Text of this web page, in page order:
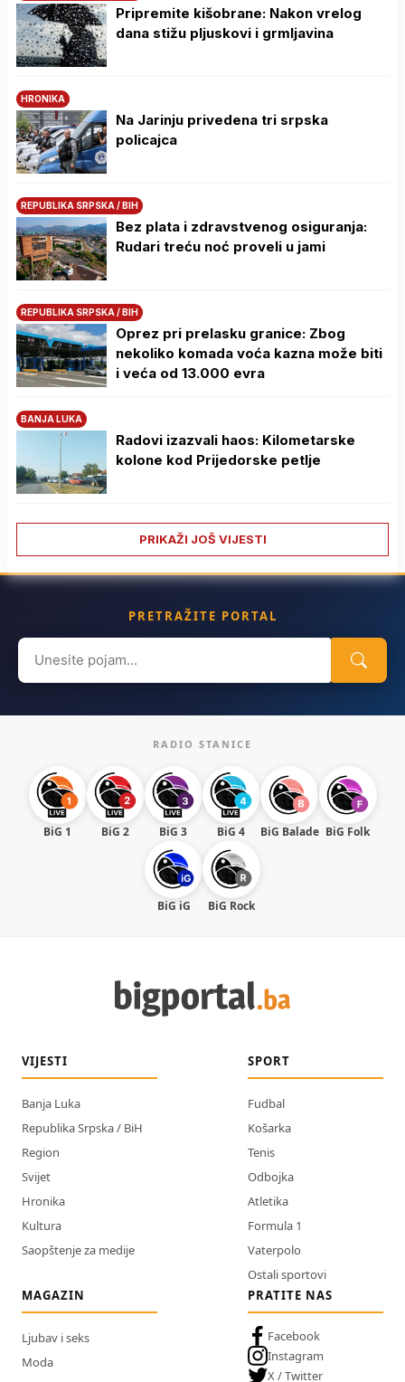
Pripremite kišobrane: Nakon vrelog
dana stižu pljuskovi i grmljavina
HRONIKA
Na Јarinju privedena tri srpska
policajca
REPUBLIKA SRPSKA / BIH
Bez plata i zdravstvenog osiguranja:
Rudari treću noć proveli u jami
REPUBLIKA SRPSKA / BIH
Oprez pri prelasku granice: Zbog
nekoliko komada voća kazna može biti
i veća od 13.000 evra
BANJA LUKA
Radovi izazvali haos: Kilometarske
kolone kod Prijedorske petlje
PRIKAŽI JOŠ VIJESTI
PRETRAŽITE PORTAL
Search
for:
RADIO STANICE
BiG 1 BiG 2 BiG 3 BiG 4 BiG Balade BiG Folk
BiG iG BiG Rock
VIJESTI
Banja Luka
Republika Srpska / BiH
Region
Svijet
Hronika
Kultura
Saopštenje za medije
SPORT
Fudbal
Košarka
Tenis
Odbojka
Atletika
Formula 1
Vaterpolo
Ostali sportovi
MAGAZIN
Ljubav i seks
Moda
PRATITE NAS
Facebook
Instagram
X / Twitter